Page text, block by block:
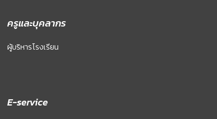
ครูและบุคลากร
ผู้บริหารโรงเรียน
E-service